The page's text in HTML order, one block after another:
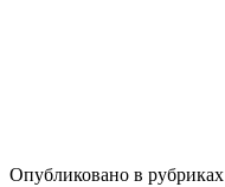
Опубликовано в рубриках